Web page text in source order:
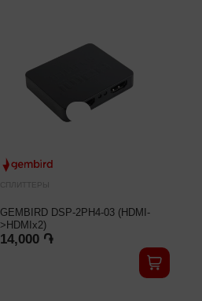
СПЛИТТЕРЫ
GEMBIRD DSP-2PH4-03 (HDMI-
>HDMIx2)
14,000 ֏